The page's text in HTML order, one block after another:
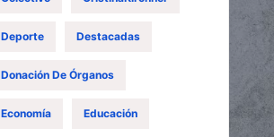
Deporte Destacadas
Donación De Órganos
Economía Educación